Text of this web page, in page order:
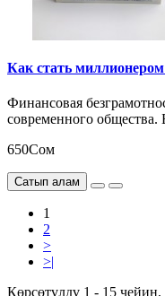
Как стать
Финансовая
современного общества.
650Сом
Сатып алам
1
2
>
>|
Көрсөтүлдү 1 - 15